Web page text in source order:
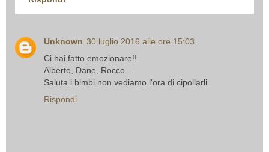
Unknown 30 luglio 2016 alle ore 15:03
Ci hai fatto emozionare!!
Alberto, Dane, Rocco...
Saluta i bimbi non vediamo l'ora di cipollarli..
Rispondi